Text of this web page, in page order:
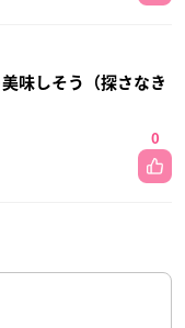
味しそう（探さなき
0